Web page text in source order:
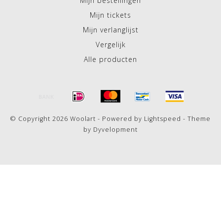
Mijn tickets
Mijn verlanglijst
Vergelijk
Alle producten
© Copyright 2026 Woolart - Powered by Lightspeed - Theme
by Dyvelopment